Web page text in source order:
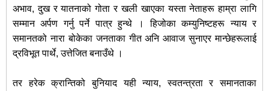
अभाव, दुख र यातनाको गोता र खली खाएका यस्ता नेताहरू हाम्रा लागि
सम्मान अर्पण गर्नु पर्ने पात्र हुन्थे । हिजोका कम्युनिष्टहरू न्याय र
समानतको नारा बोकेका जनताका गीत अनि आवाज सुनाएर मान्छेहरूलाई
द्रविभूत पार्थे, उत्तेजित बनाउँथे ।
तर हरेक क्रान्तिको बुनियाद यही न्याय, स्वतन्त्रता र समानताका